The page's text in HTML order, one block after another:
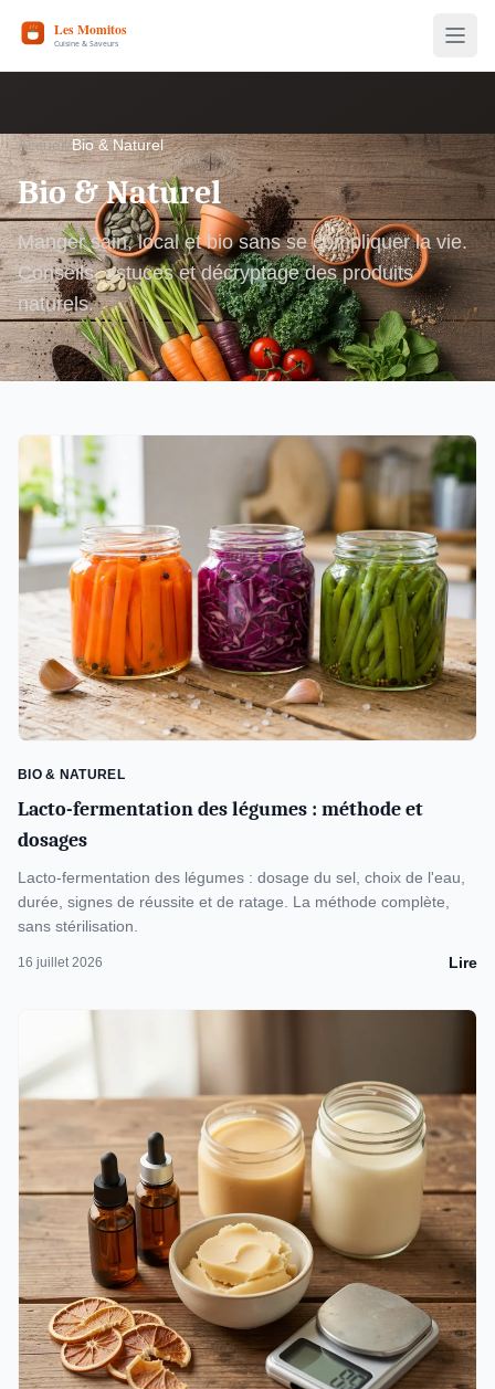
Accueil/Bio & Naturel
Bio & Naturel
Manger sain, local et bio sans se compliquer la vie.
Conseils, astuces et décryptage des produits
naturels.
BIO & NATUREL
Lacto-fermentation des légumes : méthode et
dosages
Lacto-fermentation des légumes : dosage du sel, choix de l'eau,
durée, signes de réussite et de ratage. La méthode complète,
sans stérilisation.
16 juillet 2026 Lire